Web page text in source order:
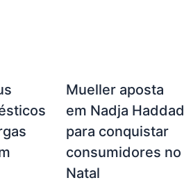
Mueller aposta
em Nadja Haddad
para conquistar
consumidores no
Natal